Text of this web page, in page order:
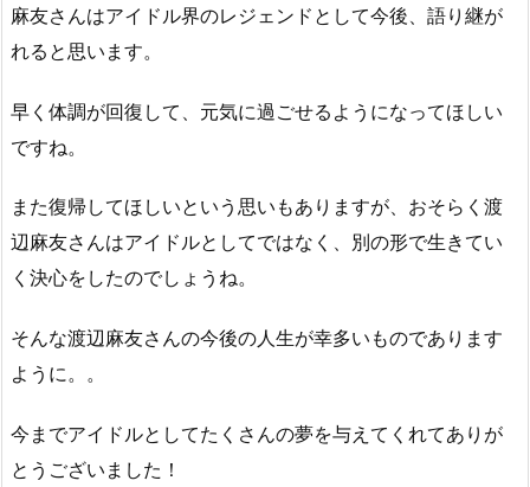
麻友さんはアイドル界のレジェンドとして今後、語り継が
れると思います。
早く体調が回復して、元気に過ごせるようになってほしい
ですね。
また復帰してほしいという思いもありますが、おそらく渡
辺麻友さんはアイドルとしてではなく、別の形で生きてい
く決心をしたのでしょうね。
そんな渡辺麻友さんの今後の人生が幸多いものであります
ように。。
今までアイドルとしてたくさんの夢を与えてくれてありが
とうございました！